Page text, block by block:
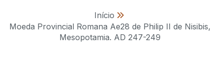
Início »
Moeda Provincial Romana Ae28 de Philip II de Nisibis,
Mesopotamia. AD 247-249